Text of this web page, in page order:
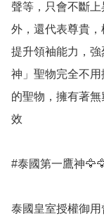
聲等，只會不斷
外，還代表尊貴，
提升領袖能力，
神」聖物完全不
的聖物，擁有著
效
#泰國第一鷹神
泰國皇室授權御